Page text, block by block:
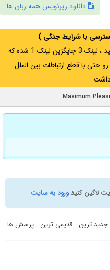
دانلود زیرنویس همه زبان ها
با شرایط جنگی )
اگر از ایران به آدرس مخفی متصل هستید ، لینک 3 جایگزین لینک 1 شده که
حتی با قطع ارتباطات بین الملل
لاگین کنیدورود به سایت
جدید ترین قدیمی ترین پرسش ها